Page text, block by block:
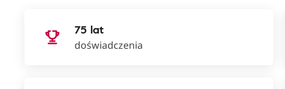
75 lat
doświadczenia